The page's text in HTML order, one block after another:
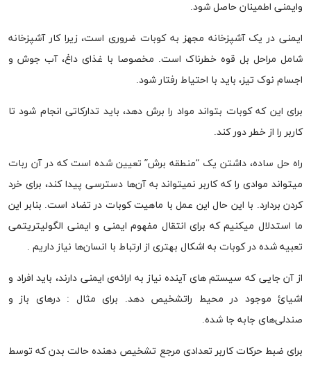
وایمنی اطمینان حاصل شود.
ایمنی در یک آشپزخانه مجهز به کوبات ضروری است، زیرا کار آشپزخانه
شامل مراحل بل قوه خطرناک است. مخصوصا با غذای داغ، آب جوش و
اجسام نوک تیز، باید با احتیاط رفتار شود.
برای این که کوبات بتواند مواد را برش دهد، باید تدارکاتی انجام شود تا
کاربر را از خطر دور کند.
راه حل ساده، داشتن یک “منطقه برش” تعیین شده است که در آن ربات
میتواند موادی را که کاربر نمیتواند به آن‌ها دسترسی پیدا کند، برای خرد
کردن بردارد. با این حال این عمل با ماهیت کوبات در تضاد است. بنابر این
ما استدلال میکنیم که برای انتقال مفهوم ایمنی و ایمنی الگولیتریتمی
تعبیه شده در کوبات به اشکال بهتری از ارتباط با انسان‌ها نیاز داریم .
از آن جایی که سیستم های آینده نیاز به ارائه‌ی ایمنی دارند، باید افراد و
اشیائ موجود در محیط راتشخیص دهد. برای مثال : در‌های باز و
صندلی‌های جابه جا شده.
برای ضبط حرکات کاربر تعدادی مرجع تشخیص دهنده حالت بدن که توسط